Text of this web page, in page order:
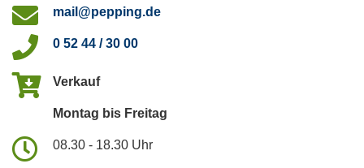
mail@pepping.de
0 52 44 / 30 00
Verkauf
Montag bis Freitag
08.30 - 18.30 Uhr